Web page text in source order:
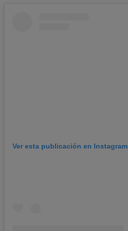
Ver esta publicación en Instagram